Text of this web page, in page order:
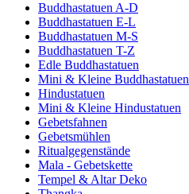
Buddhastatuen A-D
Buddhastatuen E-L
Buddhastatuen M-S
Buddhastatuen T-Z
Edle Buddhastatuen
Mini & Kleine Buddhastatuen
Hindustatuen
Mini & Kleine Hindustatuen
Gebetsfahnen
Gebetsmühlen
Ritualgegenstände
Mala - Gebetskette
Tempel & Altar Deko